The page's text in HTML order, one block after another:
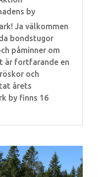
by
Ja välkommen
bondstugor
påminner om
är fortfarande en
och
årets
by finns 16